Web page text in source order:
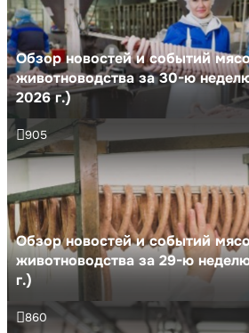
Обзор новостей и событий
животноводства за 30-ю
2026 г.)
Обзор новостей и событий
животноводства за 29-ю
г.)
905
860